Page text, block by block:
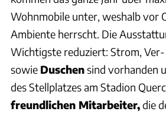
Wohnmobile unter, weshalb vor
Ambiente herrscht. Die
Wichtigste reduziert: Strom,
sowie Duschensind vorhanden
des Stellplatzes am Stadion
freundlichen Mitarbeiter,die